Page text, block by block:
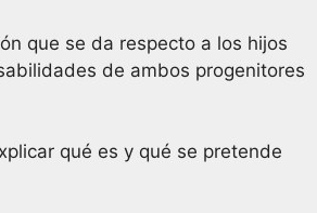
que se da respecto a los hijos
de ambos progenitores
qué es y qué se pretende